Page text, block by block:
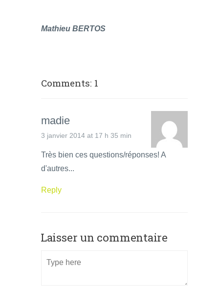
Mathieu BERTOS
Comments: 1
madie
3 janvier 2014 at 17 h 35 min
Très bien ces questions/réponses! A
d'autres...
Reply
Laisser un commentaire